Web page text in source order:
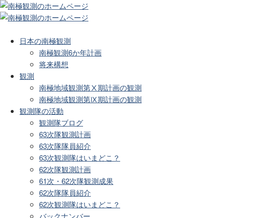
日本の南極観測
南極観測6か年計画
将来構想
観測
南極地域観測第Ⅹ期計画の観測
南極地域観測第Ⅸ期計画の観測
観測隊の活動
観測隊ブログ
63次隊観測計画
63次隊隊員紹介
63次観測隊はいまどこ？
62次隊観測計画
61次・62次隊観測成果
62次隊隊員紹介
62次観測隊はいまどこ？
バックナンバー